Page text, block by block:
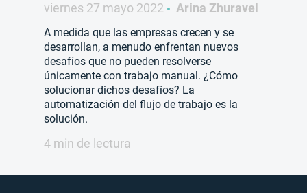
viernes 27 mayo 2022 Arina Zhuravel
A medida que las empresas crecen y se
desarrollan, a menudo enfrentan nuevos
desafíos que no pueden resolverse
únicamente con trabajo manual. ¿Cómo
solucionar dichos desafíos? La
automatización del flujo de trabajo es la
solución.
4 min de lectura